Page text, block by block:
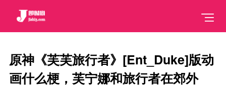
原神《芙芙旅行者》[Ent_Duke]版动
画什么梗，芙宁娜和旅行者在郊外